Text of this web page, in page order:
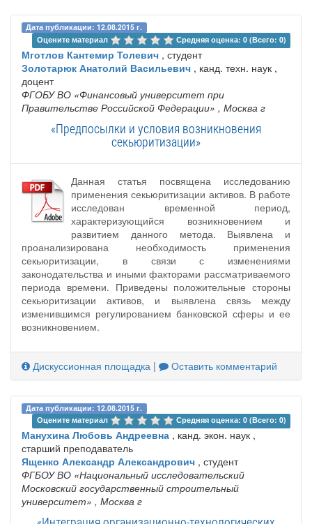
Дата публикации: 12.08.2015 г.
Оцените материал
Средняя оценка: 0 (Всего: 0)
Мготлов Кантемир Толевич , студент
Золотарюк Анатолий Васильевич , канд. техн. наук ,
доцент
ФГОБУ ВО «Финансовый университет при
Правительстве Российской Федерации» , Москва г
«Предпосылки и условия возникновения
секьюритизации»
Данная статья посвящена исследованию
применения секьюритизации активов. В работе
исследован временной период,
характеризующийся возникновением и
развитием данного метода. Выявлена и
проанализирована необходимость применения
секьюритизации, в связи с изменениями
законодательства и иными факторами рассматриваемого
периода времени. Приведены положительные стороны
секьюритизации активов, и выявлена связь между
изменившимся регулированием банковской сферы и ее
возникновением.
Дискуссионная площадка | Оставить комментарий
Дата публикации: 12.08.2015 г.
Оцените материал
Средняя оценка: 0 (Всего: 0)
Манухина Любовь Андреевна , канд. экон. наук ,
старший преподаватель
Ященко Александр Александрович , студент
ФГБОУ ВО «Национальный исследовательский
Московский государственный строительный
университет» , Москва г